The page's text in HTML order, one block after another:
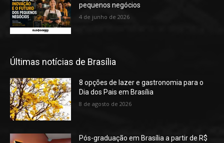
pequenos negócios
4 de junho de 2026
Últimas notícias de Brasília
8 opções de lazer e gastronomia para o
Dia dos Pais em Brasília
8 de agosto de 2026
Pós-graduação em Brasília a partir de R$